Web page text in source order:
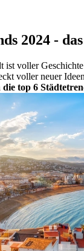
2024 -
ist voller
voller neuer
top 6